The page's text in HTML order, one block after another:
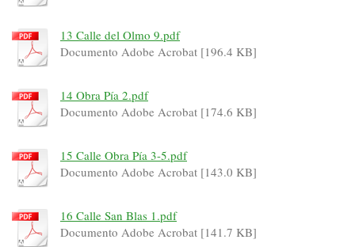
13 Calle del Olmo 9.pdf
Documento Adobe Acrobat [196.4 KB]
14 Obra Pía 2.pdf
Documento Adobe Acrobat [174.6 KB]
15 Calle Obra Pía 3-5.pdf
Documento Adobe Acrobat [143.0 KB]
16 Calle San Blas 1.pdf
Documento Adobe Acrobat [141.7 KB]